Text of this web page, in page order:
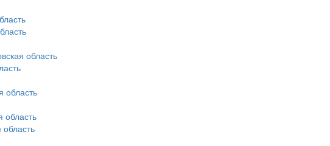
область
область
область